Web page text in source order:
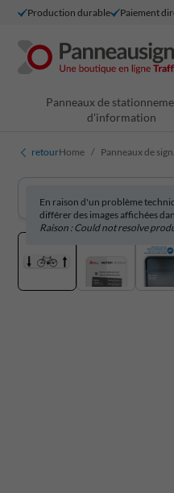
Production durable Paiement
Panneaux de
d'information
retourHome Panneaux de
En raison d'un problème
différer des images affichées
Raison : Could not resolve